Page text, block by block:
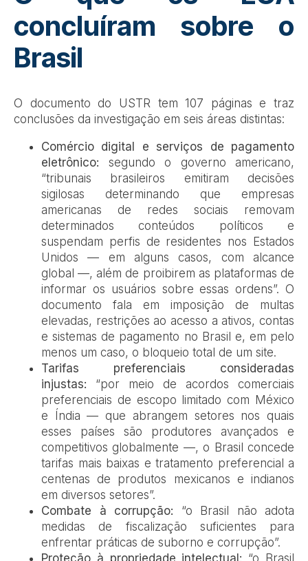
concluíram sobre o
Brasil
O documento do USTR tem 107 páginas e traz
conclusões da investigação em seis áreas distintas:
Comércio digital e serviços de pagamento
eletrônico: segundo o governo americano,
“tribunais brasileiros emitiram decisões
sigilosas determinando que empresas
americanas de redes sociais removam
determinados conteúdos políticos e
suspendam perfis de residentes nos Estados
Unidos — em alguns casos, com alcance
global —, além de proibirem as plataformas de
informar os usuários sobre essas ordens”. O
documento fala em imposição de multas
elevadas, restrições ao acesso a ativos, contas
e sistemas de pagamento no Brasil e, em pelo
menos um caso, o bloqueio total de um site.
Tarifas preferenciais consideradas
injustas: “por meio de acordos comerciais
preferenciais de escopo limitado com México
e Índia — que abrangem setores nos quais
esses países são produtores avançados e
competitivos globalmente —, o Brasil concede
tarifas mais baixas e tratamento preferencial a
centenas de produtos mexicanos e indianos
em diversos setores”.
Combate à corrupção: “o Brasil não adota
medidas de fiscalização suficientes para
enfrentar práticas de suborno e corrupção”.
Proteção à propriedade intelectual: “o Brasil